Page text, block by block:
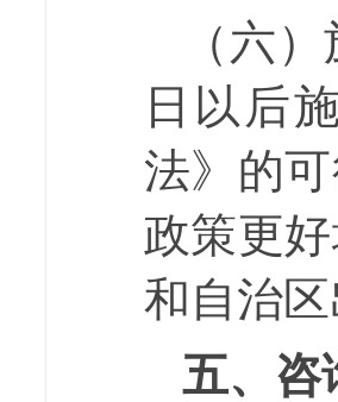
（六
日以后
法》的
政策更
和自治区
五、咨